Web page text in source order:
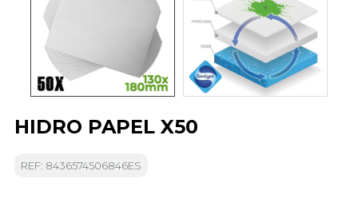
HIDRO PAPEL X50
REF: 8436574506846ES